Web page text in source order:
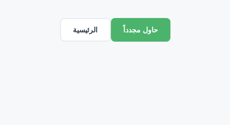
حاول مجدداً الرئيسية